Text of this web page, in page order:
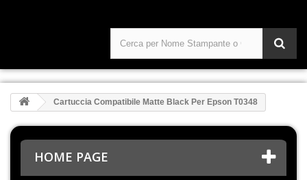
Cartuccia Compatibile Matte Black Per Epson T0348
HOME PAGE